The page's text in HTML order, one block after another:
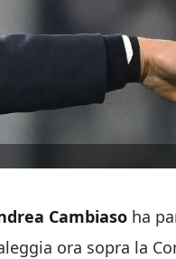
Cambiaso ha
ora sopra la